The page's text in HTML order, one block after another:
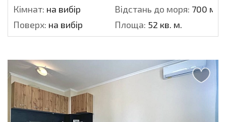
Кімнат: на вибір Відстань до моря: 700 м.
Поверх: на вибір Площа: 52 кв. м.